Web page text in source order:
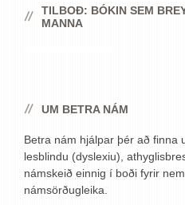
TILBOÐ: BÓKIN SEM
MANNA
UM BETRA NÁM
Betra nám hjálpar þér að finna
lesblindu (dyslexiu),
námskeið einnig í boði fyrir
námsörðugleika.